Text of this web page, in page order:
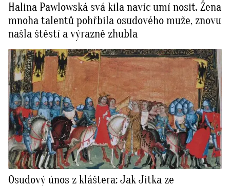
Halina Pawlowská svá kila navíc umí nosit. Žena
mnoha talentů pohřbila osudového muže, znovu
našla štěstí a výrazně zhubla
Osudový únos z kláštera: Jak Jitka ze